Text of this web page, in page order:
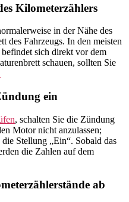
Kilometerzählers
in der Nähe des
des Fahrzeugs. In den meisten
sich direkt vor dem
schauen, sollten Sie
ein
, schalten Sie die Zündung
Motor nicht anzulassen;
Stellung „Ein“. Sobald das
die Zahlen auf dem
ab